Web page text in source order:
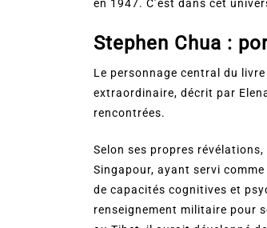
en 1947. C’est dans cet
Stephen Chua :
Le personnage central du
extraordinaire, décrit par
rencontrées.
Selon ses propres
Singapour, ayant servi
de capacités cognitives et
renseignement militaire pour